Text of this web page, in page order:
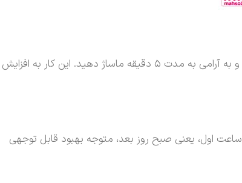
علاوه بر داخل بینی، می‌توانید چند قطره روغن بنفشه را روی پیشانی (بین ابروها)، اطراف پره‌های بینی و روی گونه‌ها (محل سینوس‌ها) بمالید و به آرامی به مدت ۵ دقیقه ماساژ دهید. این کار به افزایش
پس از استفاده، دراز بکشید و اجازه دهید روغن کار خود را انجام دهد. این عمل را هر شب قبل از خواب تکرار کنید. بسیاری از افراد در همان ۲۴ ساعت اول، یعنی صبح روز بعد، متوجه بهبود قابل توجهی